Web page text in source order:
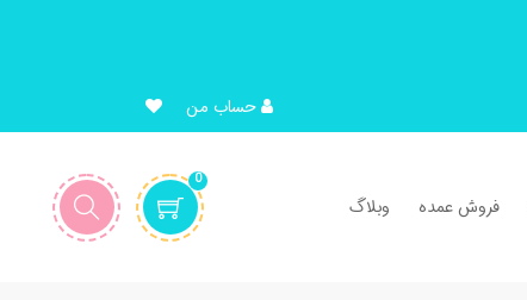
حساب من
0
فروش عمده وبلاگ